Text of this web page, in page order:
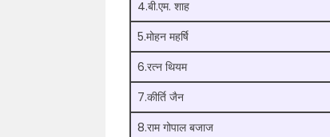
4.बी.एम. शाह
5.मोहन महर्षि
6.रत्न थियम
7.कीर्ति जैन
8.राम गोपाल बजाज